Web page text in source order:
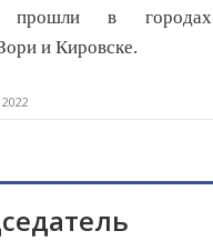
прошли в городах
и Кировске.